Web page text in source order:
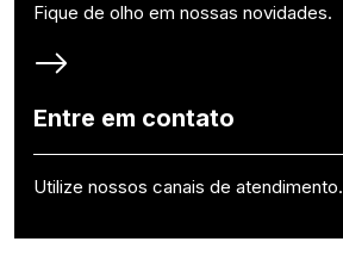
Fique de olho em nossas novidades.
Entre em contato
Utilize nossos canais de atendimento.